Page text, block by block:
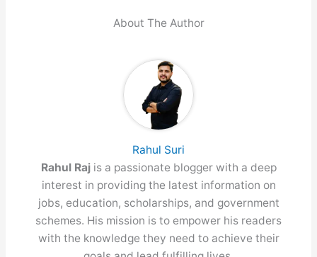
About The Author
Rahul Suri
Rahul Raj is a passionate blogger with a deep
interest in providing the latest information on
jobs, education, scholarships, and government
schemes. His mission is to empower his readers
with the knowledge they need to achieve their